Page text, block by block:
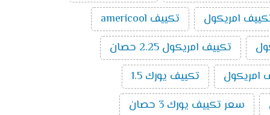
على تقليل استهلاك الكهرباء بنسبة عالية حتى
.
امريكول
تكييف americool
تكييف امريكول 2.25 حصان
امريكول
تكييف يورك 1.5
سعر تكييف يورك 3 حصان